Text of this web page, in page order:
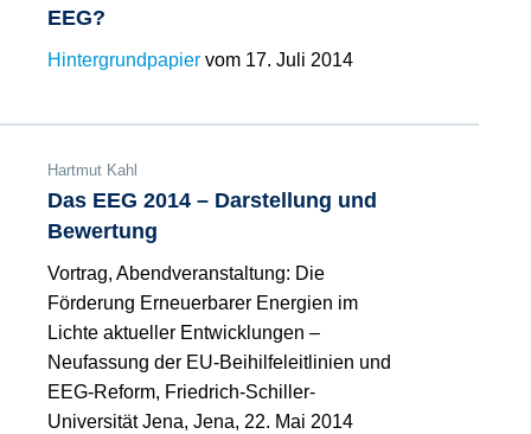
EEG?
Hintergrundpapier vom 17. Juli 2014
Hartmut Kahl
Das EEG 2014 – Darstellung und
Bewertung
Vortrag, Abendveranstaltung: Die
Förderung Erneuerbarer Energien im
Lichte aktueller Entwicklungen –
Neufassung der EU-Beihilfeleitlinien und
EEG-Reform, Friedrich-Schiller-
Universität Jena, Jena, 22. Mai 2014